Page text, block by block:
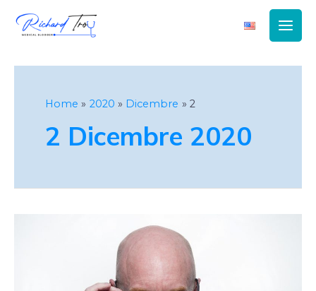
Main
Menu
Home 2020 Dicembre 2
2 Dicembre 2020